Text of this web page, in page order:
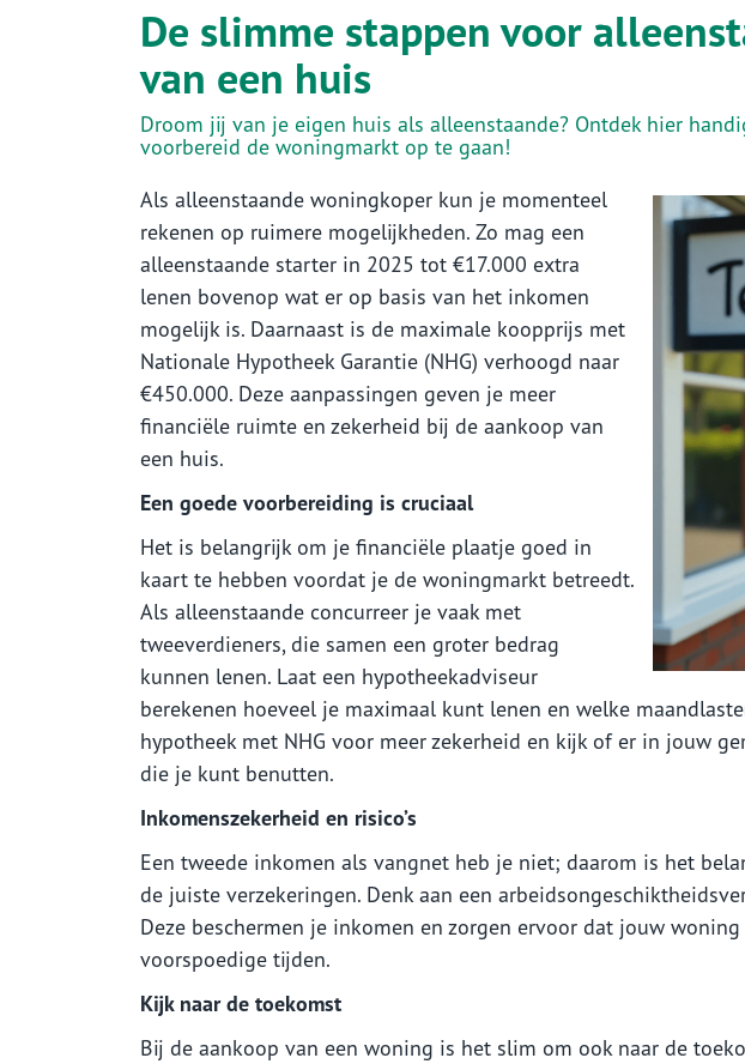
De slimme stappen voor
van een huis
Droom jij van je eigen huis als alleenstaande? Ontdek hier
voorbereid de woningmarkt op te gaan!
Als alleenstaande woningkoper kun je momenteel
rekenen op ruimere mogelijkheden. Zo mag een
alleenstaande starter in 2025 tot €17.000 extra
lenen bovenop wat er op basis van het inkomen
mogelijk is. Daarnaast is de maximale koopprijs met
Nationale Hypotheek Garantie (NHG) verhoogd naar
€450.000. Deze aanpassingen geven je meer
financiële ruimte en zekerheid bij de aankoop van
een huis.
Een goede voorbereiding is cruciaal
Het is belangrijk om je financiële plaatje goed in
kaart te hebben voordat je de woningmarkt betreedt.
Als alleenstaande concurreer je vaak met
tweeverdieners, die samen een groter bedrag
kunnen lenen. Laat een hypotheekadviseur
berekenen hoeveel je maximaal kunt lenen en welke
hypotheek met NHG voor meer zekerheid en kijk of er in jouw
die je kunt benutten.
Inkomenszekerheid en risico’s
Een tweede inkomen als vangnet heb je niet; daarom is het
de juiste verzekeringen. Denk aan een
Deze beschermen je inkomen en zorgen ervoor dat jouw
voorspoedige tijden.
Kijk naar de toekomst
Bij de aankoop van een woning is het slim om ook naar de